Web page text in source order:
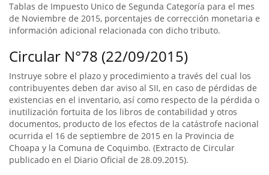
Tablas de Impuesto Unico de Segunda Categoría para el mes
de Noviembre de 2015, porcentajes de corrección monetaria e
información adicional relacionada con dicho tributo.
Circular N°78 (22/09/2015)
Instruye sobre el plazo y procedimiento a través del cual los
contribuyentes deben dar aviso al SII, en caso de pérdidas de
existencias en el inventario, así como respecto de la pérdida o
inutilización fortuita de los libros de contabilidad y otros
documentos, producto de los efectos de la catástrofe nacional
ocurrida el 16 de septiembre de 2015 en la Provincia de
Choapa y la Comuna de Coquimbo. (Extracto de Circular
publicado en el Diario Oficial de 28.09.2015).